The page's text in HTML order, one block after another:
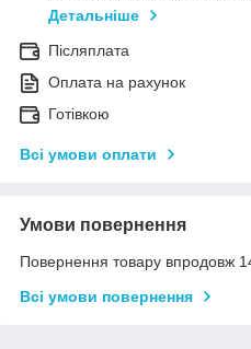
Детальніше
Післяплата
Оплата на рахунок
Готівкою
Всі умови оплати
Умови повернення
Повернення товару впродовж
Всі умови повернення